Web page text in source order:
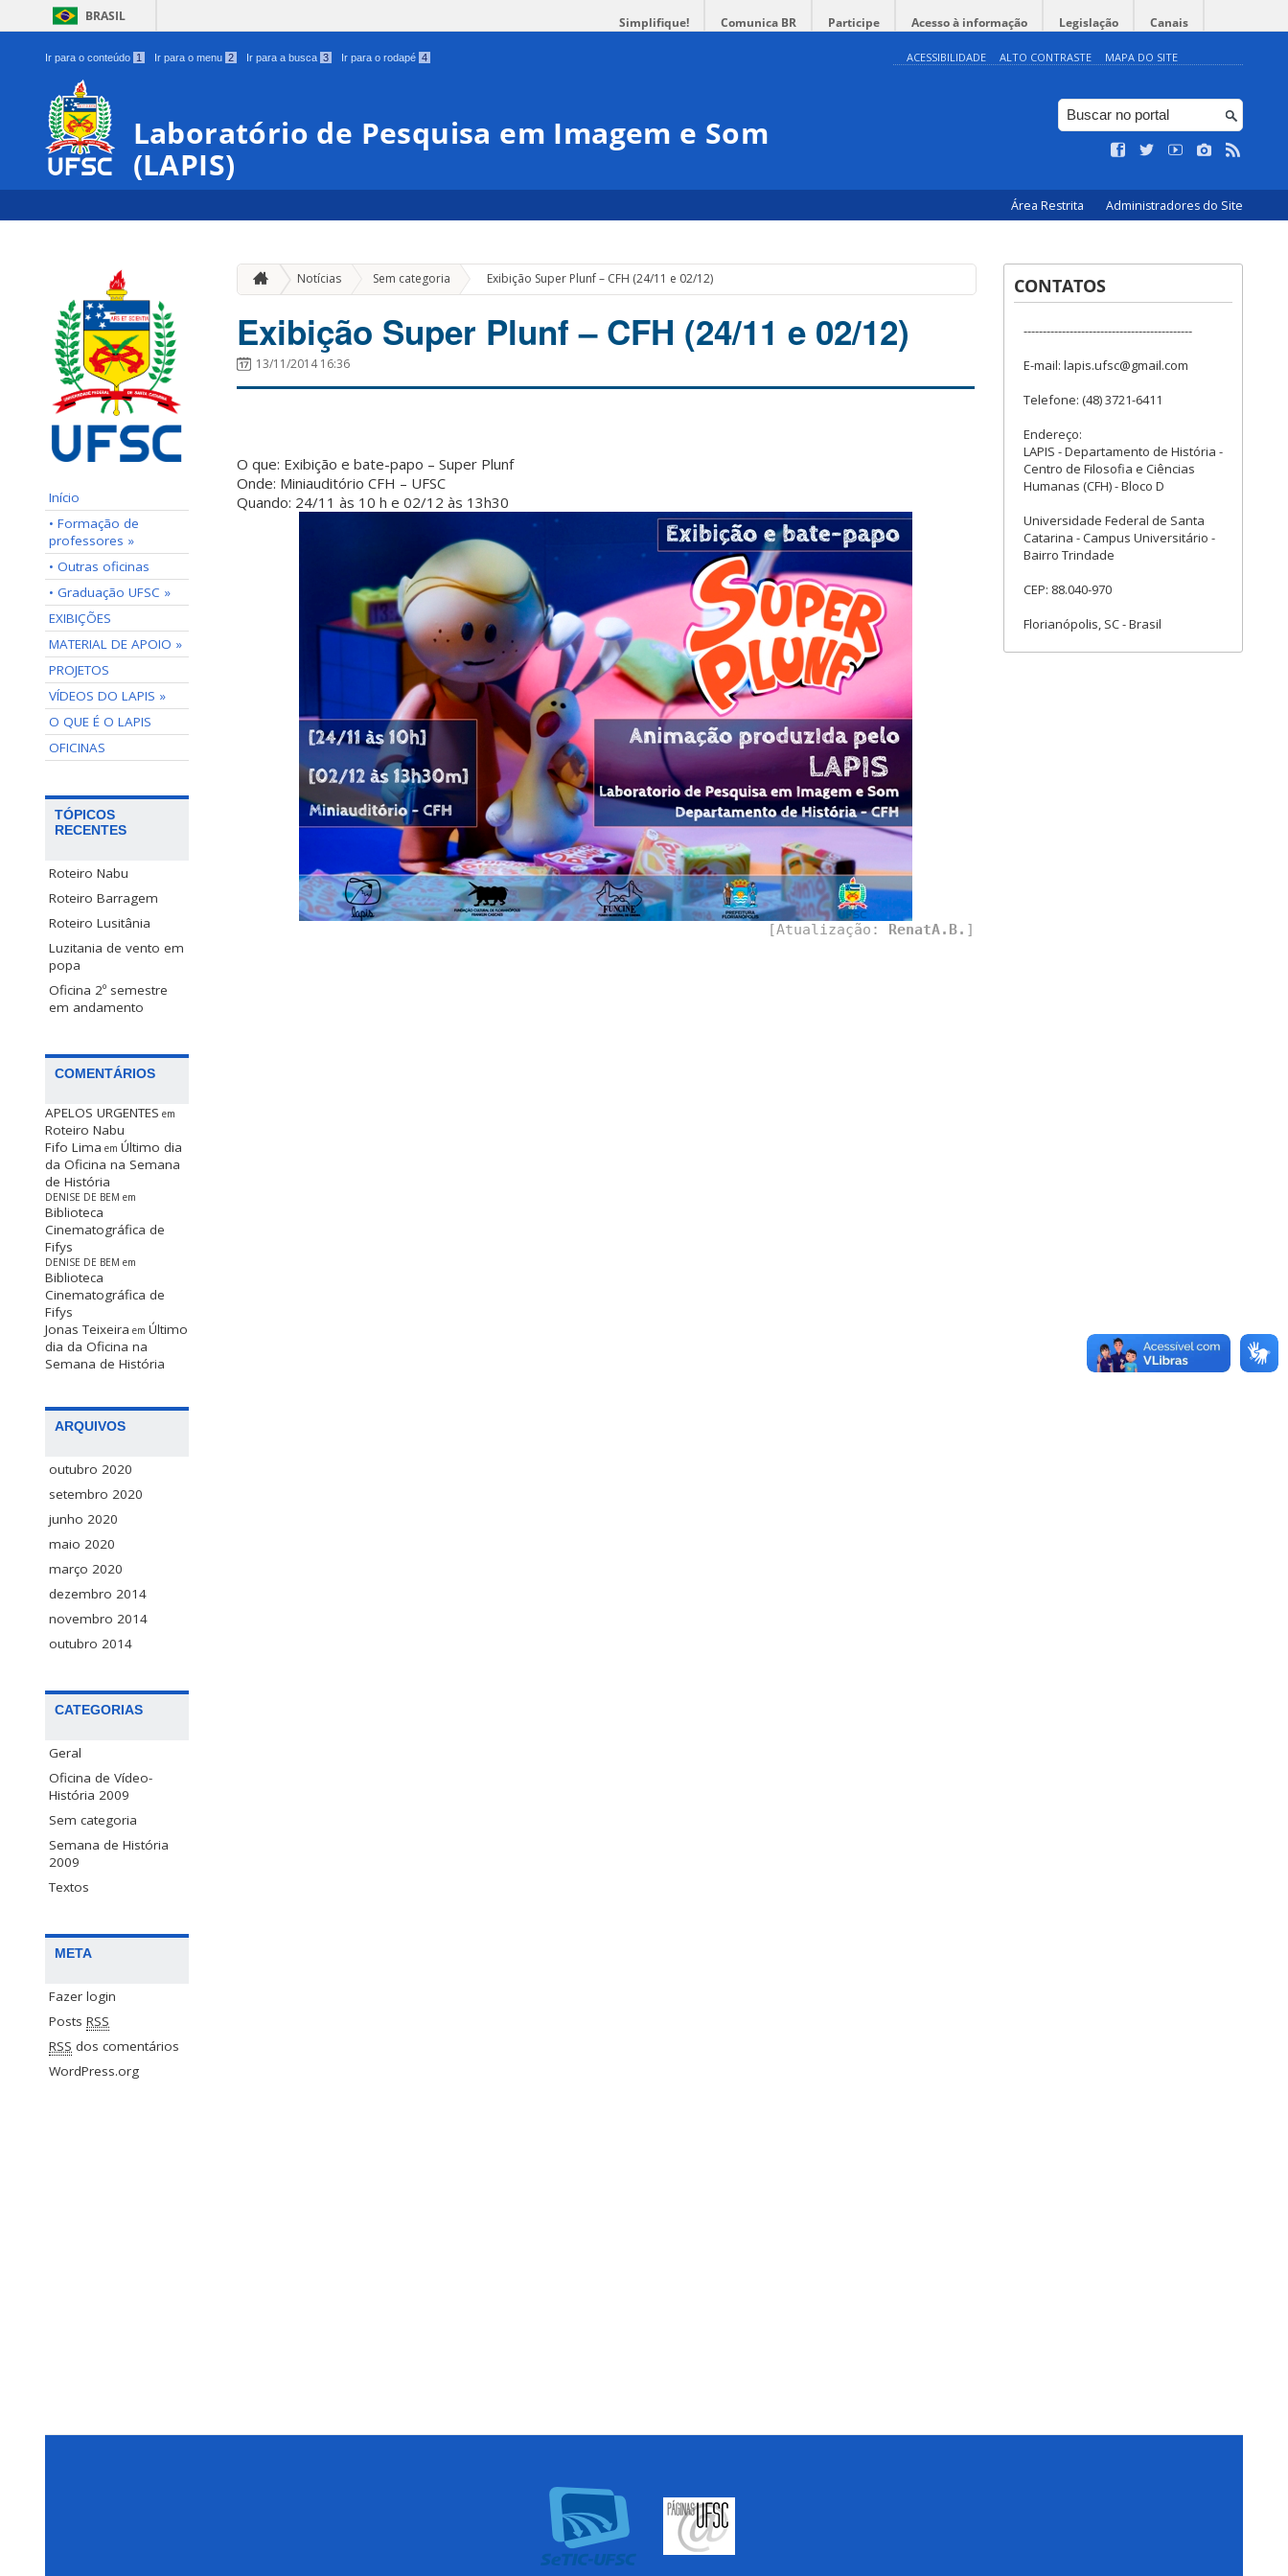
BRASIL Simplifique! Comunica BR Participe Acesso à informação Legislação Canais
Ir para o conteúdo 1 Ir para o menu 2 Ir para a busca 3 Ir para o rodapé 4 ACESSIBILIDADE ALTO CONTRASTE MAPA DO SITE
Laboratório de Pesquisa em Imagem e Som
(LAPIS)
Área Restrita Administradores do Site
Início
• Formação de
professores »
• Outras oficinas
• Graduação UFSC »
EXIBIÇÕES
MATERIAL DE APOIO »
PROJETOS
VÍDEOS DO LAPIS »
O QUE É O LAPIS
OFICINAS
TÓPICOS
RECENTES
Roteiro Nabu
Roteiro Barragem
Roteiro Lusitânia
Luzitania de vento em
popa
Oficina 2º semestre
em andamento
COMENTÁRIOS
APELOS URGENTES em
Roteiro Nabu
Fifo Lima em Último dia
da Oficina na Semana
de História
DENISE DE BEM em
Biblioteca
Cinematográfica de
Fifys
DENISE DE BEM em
Biblioteca
Cinematográfica de
Fifys
Jonas Teixeira em Último
dia da Oficina na
Semana de História
ARQUIVOS
outubro 2020
setembro 2020
junho 2020
maio 2020
março 2020
dezembro 2014
novembro 2014
outubro 2014
CATEGORIAS
Geral
Oficina de Vídeo-
História 2009
Sem categoria
Semana de História
2009
Textos
META
Fazer login
Posts RSS
RSS dos comentários
WordPress.org
Notícias Sem categoria » Exibição Super Plunf – CFH (24/11 e 02/12)
Exibição Super Plunf – CFH (24/11 e 02/12)
13/11/2014 16:36
O que: Exibição e bate-papo – Super Plunf
Onde: Miniauditório CFH – UFSC
Quando: 24/11 às 10 h e 02/12 às 13h30
[Atualização: RenatA.B. ]
CONTATOS
--------------------------------------------
E-mail: lapis.ufsc@gmail.com
Telefone: (48) 3721-6411
Endereço:
LAPIS - Departamento de História -
Centro de Filosofia e Ciências
Humanas (CFH) - Bloco D
Universidade Federal de Santa
Catarina - Campus Universitário -
Bairro Trindade
CEP: 88.040-970
Florianópolis, SC - Brasil